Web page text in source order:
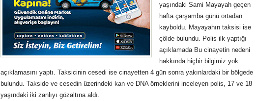
yaşındaki Sami Mayayah geçen
hafta çarşamba günü ortadan
kayboldu. Mayayahın taksisi ise
çölde bulundu. Polis ilk yaptığı
açıklamada Bu cinayetin nedeni
hakkında hiçbir bilgimiz yok
açıklamasını yaptı. Taksicinin cesedi ise cinayetten 4 gün sonra yakınlardaki bir bölgede
bulundu. Takside ve cesedin üzerindeki kan ve DNA örneklerini inceleyen polis, 17 ve 18
yaşındaki iki zanlıyı gözaltına aldı.